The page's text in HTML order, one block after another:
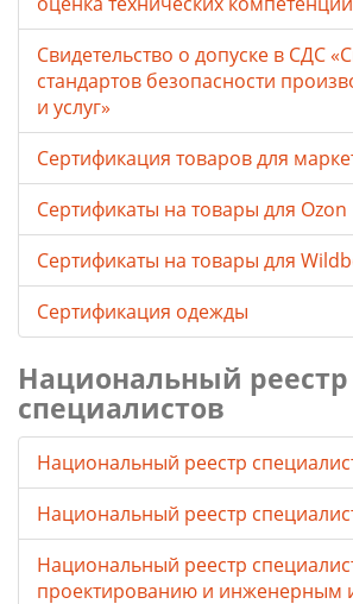
Свидетельство о допуске в СДС
стандартов безопасности
и услуг»
Сертификация товаров для
Cертификаты на товары для Ozon
Cертификаты на товары для
Сертификация одежды
Национальный реестр
специалистов
Национальный реестр
Национальный реестр
Национальный реестр
проектированию и инженерным